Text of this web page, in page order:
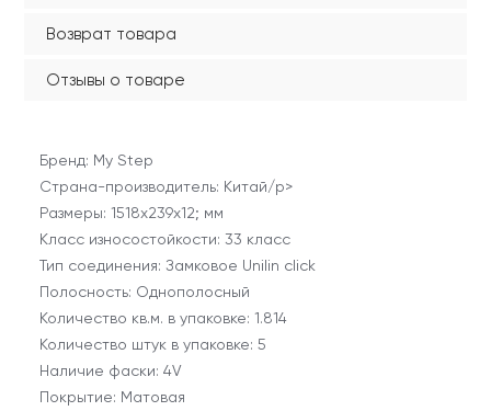
Возврат товара
Отзывы о товаре
Бренд: My Step
Страна-производитель: Китай/p>
Размеры: 1518x239x12; мм
Класс износостойкости: 33 класс
Тип соединения: Замковое Unilin click
Полосность: Однополосный
Количество кв.м. в упаковке: 1.814
Количество штук в упаковке: 5
Наличие фаски: 4V
Покрытие: Матовая